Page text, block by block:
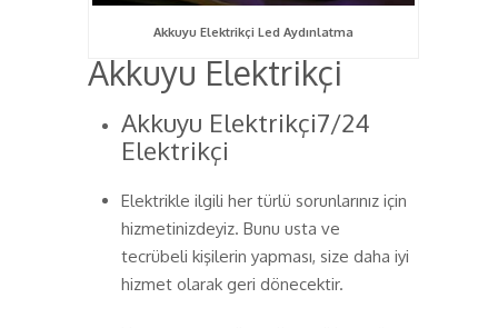
Akkuyu Elektrikçi Led Aydınlatma
Akkuyu Elektrikçi
Akkuyu Elektrikçi7/24
Elektrikçi
Elektrikle ilgili her türlü sorunlarınız için
hizmetinizdeyiz. Bunu usta ve
tecrübeli kişilerin yapması, size daha iyi
hizmet olarak geri dönecektir.